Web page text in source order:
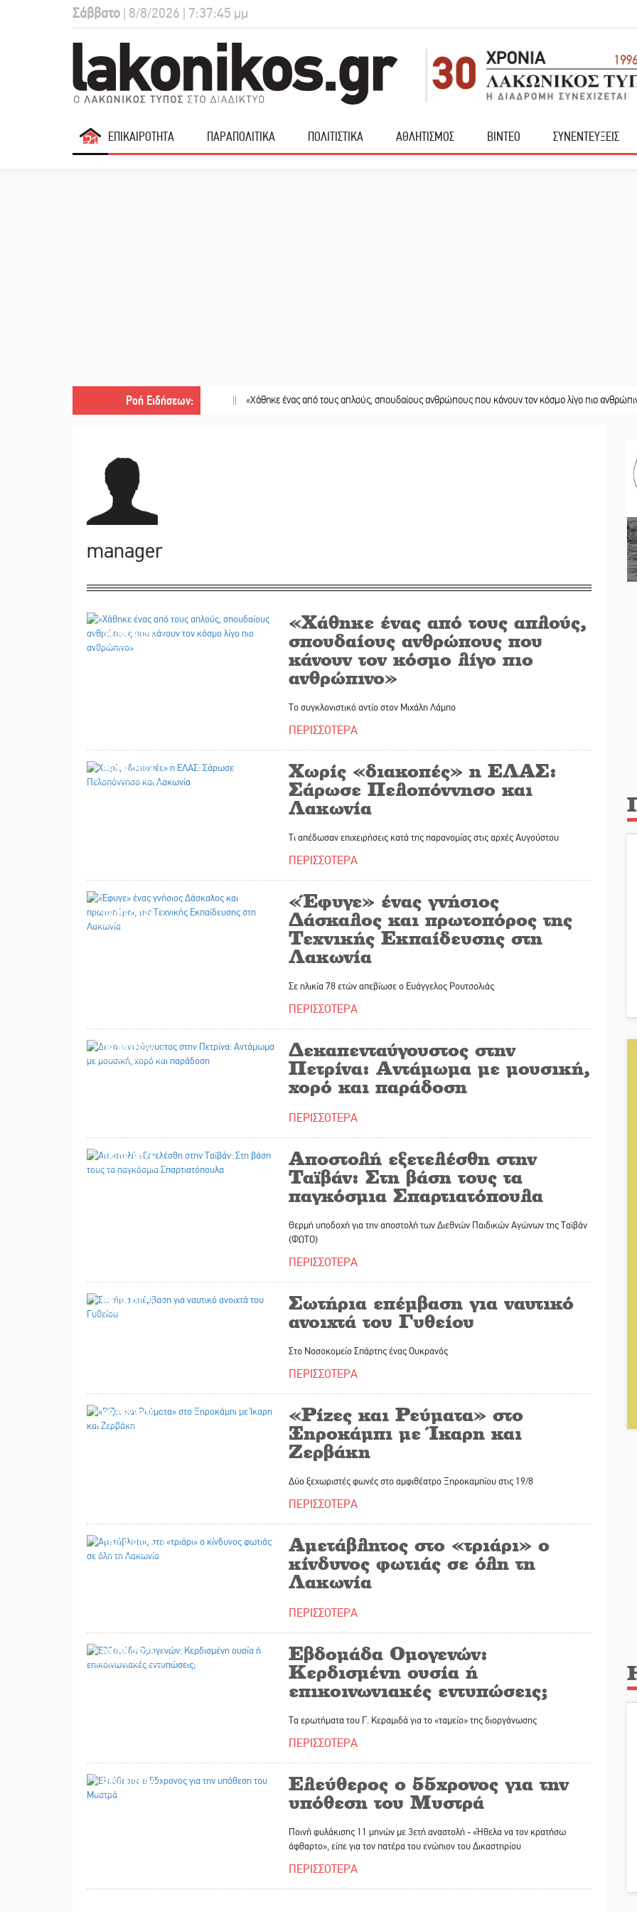
Σάββατο | 8/8/2026 | 7:37:46 μμ
ΕΠΙΚΑΙΡΟΤΗΤΑ ΠΑΡΑΠΟΛΙΤΙΚΑ ΠΟΛΙΤΙΣΤΙΚΑ ΑΘΛΗΤΙΣΜΟΣ ΒΙΝΤΕΟ ΣΥΝΕΝΤΕΥΞΕΙΣ
Ροή Ειδήσεων:|| «Χάθηκε ένας από τους απλούς, σπουδαίους ανθρώπους που κάνουν τον κόσμο λίγο πιο ανθρώπινο» ||
manager
08/08/2026
«Χάθηκε ένας από τους απλούς,
σπουδαίους ανθρώπους που
κάνουν τον κόσμο λίγο πιο
ανθρώπινο»
Το συγκλονιστικό αντίο στον Μιχάλη Λάμπο
ΠΕΡΙΣΣΟΤΕΡΑ
08/08/2026
Χωρίς «διακοπές» η ΕΛΑΣ:
Σάρωσε Πελοπόννησο και
Λακωνία
Τι απέδωσαν επιχειρήσεις κατά της παρανομίας στις αρχές Αυγούστου
ΠΕΡΙΣΣΟΤΕΡΑ
08/08/2026
«Έφυγε» ένας γνήσιος
Δάσκαλος και πρωτοπόρος της
Τεχνικής Εκπαίδευσης στη
Λακωνία
Σε ηλικία 78 ετών απεβίωσε ο Ευάγγελος Ρουτσολιάς
ΠΕΡΙΣΣΟΤΕΡΑ
08/08/2026
Δεκαπενταύγουστος στην
Πετρίνα: Αντάμωμα με μουσική,
χορό και παράδοση
ΠΕΡΙΣΣΟΤΕΡΑ
08/08/2026
Αποστολή εξετελέσθη στην
Ταϊβάν: Στη βάση τους τα
παγκόσμια Σπαρτιατόπουλα
Θερμή υποδοχή για την αποστολή των Διεθνών Παιδικών Αγώνων της Ταϊβάν
(ΦΩΤΟ)
ΠΕΡΙΣΣΟΤΕΡΑ
08/08/2026
Σωτήρια επέμβαση για ναυτικό
ανοιχτά του Γυθείου
Στο Νοσοκομείο Σπάρτης ένας Ουκρανός
ΠΕΡΙΣΣΟΤΕΡΑ
08/08/2026
«Ρίζες και Ρεύματα» στο
Ξηροκάμπι με Ίκαρη και
Ζερβάκη
Δύο ξεχωριστές φωνές στο αμφιθέατρο Ξηροκαμπίου στις 19/8
ΠΕΡΙΣΣΟΤΕΡΑ
08/08/2026
Αμετάβλητος στο «τριάρι» ο
κίνδυνος φωτιάς σε όλη τη
Λακωνία
ΠΕΡΙΣΣΟΤΕΡΑ
08/08/2026
Εβδομάδα Ομογενών:
Κερδισμένη ουσία ή
επικοινωνιακές εντυπώσεις;
Τα ερωτήματα του Γ. Κεραμιδά για το «ταμείο» της διοργάνωσης
ΠΕΡΙΣΣΟΤΕΡΑ
08/08/2026
Ελεύθερος ο 55χρονος για την
υπόθεση του Μυστρά
Ποινή φυλάκισης 11 μηνών με 3ετή αναστολή - «Ήθελα να τον κρατήσω
άφθαρτο», είπε για τον πατέρα του ενώπιον του Δικαστηρίου
ΠΕΡΙΣΣΟΤΕΡΑ